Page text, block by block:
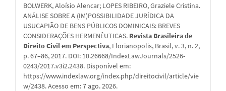
artigo
BOLWERK, Aloísio Alencar; LOPES RIBEIRO, Graziele Cristina.
ANÁLISE SOBRE A (IM)POSSIBILIDADE JURÍDICA DA
USUCAPIÃO DE BENS PÚBLICOS DOMINICAIS: BREVES
CONSIDERAÇÕES HERMENÊUTICAS. Revista Brasileira de
Direito Civil em Perspectiva, Florianopolis, Brasil, v. 3, n. 2,
p. 67–86, 2017. DOI: 10.26668/IndexLawJournals/2526-
0243/2017.v3i2.2438. Disponível em:
https://www.indexlaw.org/index.php/direitocivil/article/vie
w/2438. Acesso em: 7 ago. 2026.